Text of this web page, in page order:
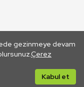
gezinmeye devam
Çerez
Kabul et
yoluyla gidilen dış